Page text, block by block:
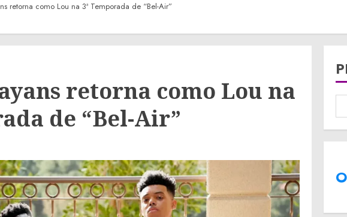
retorna como Lou na 3ª Temporada de “Bel-Air”
retorna como Lou na
de “Bel-Air”